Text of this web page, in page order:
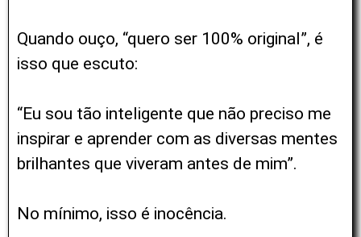
Quando ouço, “quero ser 100% original”, é
isso que escuto:
“Eu sou tão inteligente que não preciso me
inspirar e aprender com as diversas mentes
brilhantes que viveram antes de mim”.
No mínimo, isso é inocência.